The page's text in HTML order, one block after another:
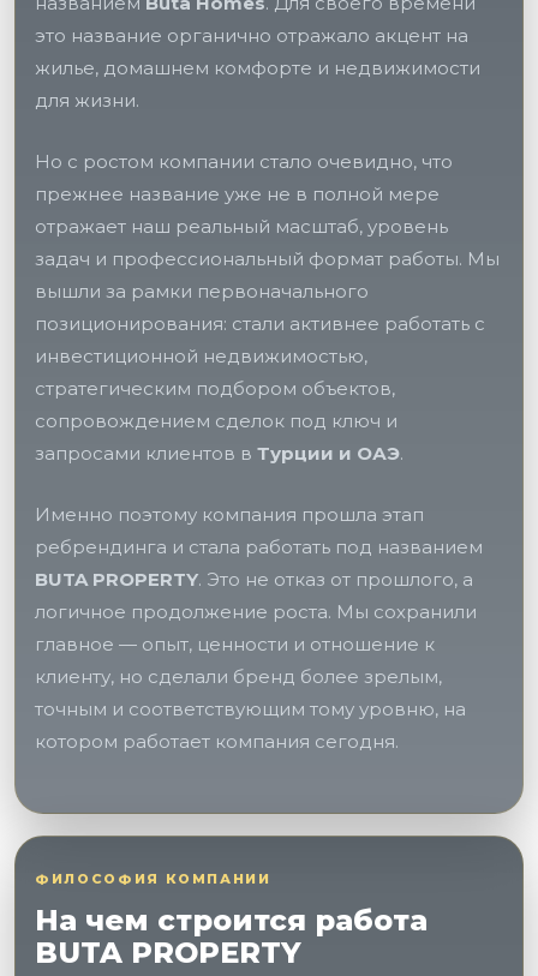
это название органично отражало акцент на
жилье, домашнем комфорте и недвижимости
для жизни.
Но с ростом компании стало очевидно, что
прежнее название уже не в полной мере
отражает наш реальный масштаб, уровень
задач и профессиональный формат работы. Мы
вышли за рамки первоначального
позиционирования: стали активнее работать с
инвестиционной недвижимостью,
стратегическим подбором объектов,
сопровождением сделок под ключ и
запросами клиентов в Турции и ОАЭ.
Именно поэтому компания прошла этап
ребрендинга и стала работать под названием
BUTA PROPERTY. Это не отказ от прошлого, а
логичное продолжение роста. Мы сохранили
главное — опыт, ценности и отношение к
клиенту, но сделали бренд более зрелым,
точным и соответствующим тому уровню, на
котором работает компания сегодня.
ФИЛОСОФИЯ КОМПАНИИ
На чем строится работа
BUTA PROPERTY